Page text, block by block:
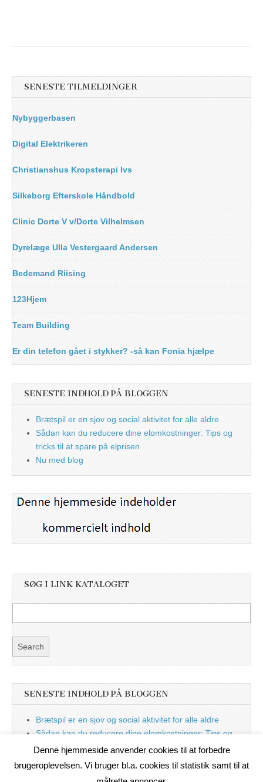
SENESTE TILMELDINGER
Nybyggerbasen
Digital Elektrikeren
Christianshus Kropsterapi Ivs
Silkeborg Efterskole Håndbold
Clinic Dorte V v/Dorte Vilhelmsen
Dyrelæge Ulla Vestergaard Andersen
Bedemand Riising
123Hjem
Team Building
Er din telefon gået i stykker? -så kan Fonia hjælpe
SENESTE INDHOLD PÅ BLOGGEN
Brætspil er en sjov og social aktivitet for alle aldre
Sådan kan du reducere dine elomkostninger: Tips og
tricks til at spare på elprisen
Nu med blog
SØG I LINK KATALOGET
SENESTE INDHOLD PÅ BLOGGEN
Brætspil er en sjov og social aktivitet for alle aldre
Sådan kan du reducere dine elomkostninger: Tips og
tricks til at spare på elprisen
Nu med blog
Denne hjemmeside anvender cookies til at forbedre
brugeroplevelsen. Vi bruger bl.a. cookies til statistik samt til at